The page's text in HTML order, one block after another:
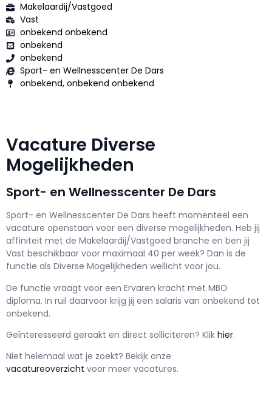
Makelaardij/Vastgoed
Vast
onbekend onbekend
onbekend
onbekend
Sport- en Wellnesscenter De Dars
onbekend, onbekend onbekend
Vacature Diverse
Mogelijkheden
Sport- en Wellnesscenter De Dars
Sport- en Wellnesscenter De Dars heeft momenteel een
vacature openstaan voor een diverse mogelijkheden. Heb jij
affiniteit met de Makelaardij/Vastgoed branche en ben jij
Vast beschikbaar voor maximaal 40 per week? Dan is de
functie als Diverse Mogelijkheden wellicht voor jou.
De functie vraagt voor een Ervaren kracht met MBO
diploma. In ruil daarvoor krijg jij een salaris van onbekend tot
onbekend.
Geïnteresseerd geraakt en direct solliciteren? Klik hier.
Niet helemaal wat je zoekt? Bekijk onze
vacatureoverzicht voor meer vacatures.